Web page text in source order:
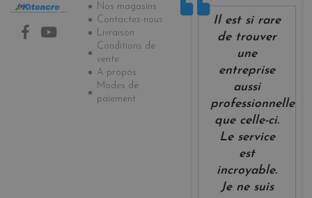
Informations
Nos magasins
Contactez-nous
Livraison
Conditions de
vente
A propos
Modes de
paiement
Il est si rare
de trouver
une
entreprise
aussi
professionnelle
que celle-ci.
Le service
est
incroyable.
Je ne suis